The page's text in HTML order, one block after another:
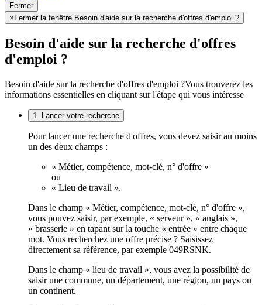
Fermer
× Fermer la fenêtre Besoin d'aide sur la recherche d'offres d'emploi ?
Besoin d'aide sur la recherche d'offres
d'emploi ?
Besoin d'aide sur la recherche d'offres d'emploi ?Vous trouverez les
informations essentielles en cliquant sur l'étape qui vous intéresse
1. Lancer votre recherche
Pour lancer une recherche d'offres, vous devez saisir au moins
un des deux champs :
« Métier, compétence, mot-clé, n° d'offre »
ou
« Lieu de travail ».
Dans le champ « Métier, compétence, mot-clé, n° d'offre »,
vous pouvez saisir, par exemple, « serveur », « anglais »,
« brasserie » en tapant sur la touche « entrée » entre chaque
mot. Vous recherchez une offre précise ? Saisissez
directement sa référence, par exemple 049RSNK.
Dans le champ « lieu de travail », vous avez la possibilité de
saisir une commune, un département, une région, un pays ou
un continent.